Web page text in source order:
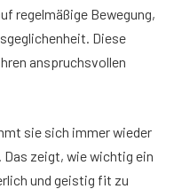
regelmäßige Bewegung,
Diese
anspruchsvollen
sie sich immer wieder
zeigt, wie wichtig ein
und geistig fit zu